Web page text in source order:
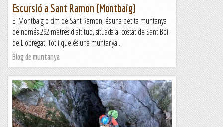
Escursió a Sant Ramon (Montbaig)
El Montbaig o cim de Sant Ramon, és una petita muntanya
de només 292 metres d'altitud, situada al costat de Sant Boi
de Llobregat. Tot i que és una muntanya...
Blog de muntanya